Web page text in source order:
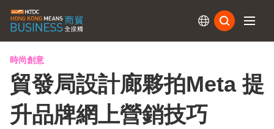
時尚創意
貿發局設計廊夥拍Meta 提
升品牌網上營銷技巧